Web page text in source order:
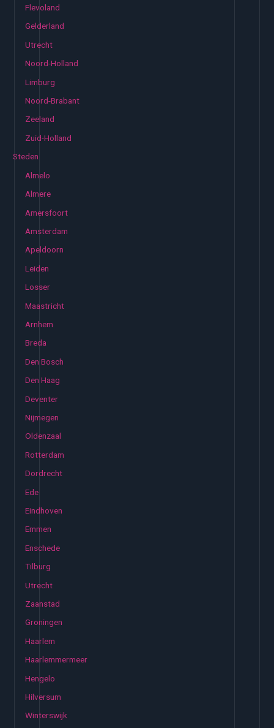
Flevoland
Gelderland
Utrecht
Noord-Holland
Limburg
Noord-Brabant
Zeeland
Zuid-Holland
Steden
Almelo
Almere
Amersfoort
Amsterdam
Apeldoorn
Leiden
Losser
Maastricht
Arnhem
Breda
Den Bosch
Den Haag
Deventer
Nijmegen
Oldenzaal
Rotterdam
Dordrecht
Ede
Eindhoven
Emmen
Enschede
Tilburg
Utrecht
Zaanstad
Groningen
Haarlem
Haarlemmermeer
Hengelo
Hilversum
Winterswijk